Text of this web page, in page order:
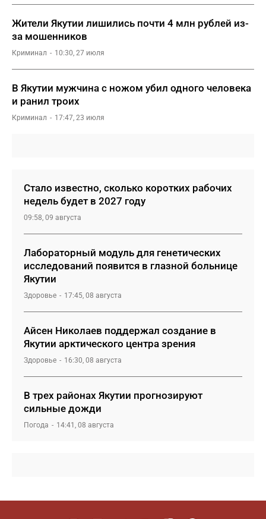
Жители Якутии лишились почти 4 млн рублей из-
за мошенников
Криминал 10:30, 27 июля
В Якутии мужчина с ножом убил одного человека
и ранил троих
Криминал 17:47, 23 июля
Стало известно, сколько коротких рабочих
недель будет в 2027 году
09:58, 09 августа
Лабораторный модуль для генетических
исследований появится в глазной больнице
Якутии
Здоровье 17:45, 08 августа
Айсен Николаев поддержал создание в
Якутии арктического центра зрения
Здоровье 16:30, 08 августа
В трех районах Якутии прогнозируют
сильные дожди
Погода 14:41, 08 августа